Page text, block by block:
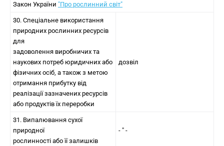
Закон України "Про рослинний світ"
30. Спеціальне використання
природних рослинних ресурсів
для
задоволення виробничих та
наукових потреб юридичних або
фізичних осіб, а також з метою
отримання прибутку від
реалізації зазначених ресурсів
або продуктів їх переробки
дозвіл
31. Випалювання сухої
природної
рослинності або її залишків
- " -